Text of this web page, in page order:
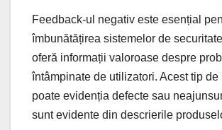
Feedback-ul negativ este esențial
îmbunătățirea sistemelor de
oferă informații valoroase despre
întâmpinate de utilizatori. Acest tip de
poate evidenția defecte sau
sunt evidente din descrierile